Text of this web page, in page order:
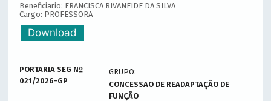
Beneficiario: FRANCISCA RIVANEIDE DA SILVA
Cargo: PROFESSORA
Download
PORTARIA SEG Nº
021/2026-GP
GRUPO:
CONCESSAO DE READAPTAÇÃO DE
FUNÇÃO